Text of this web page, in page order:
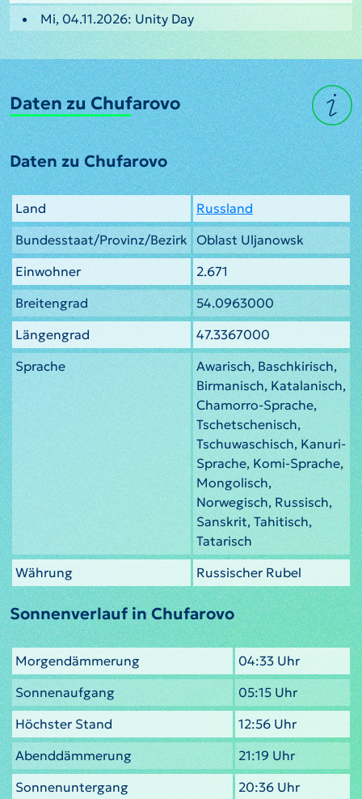
Mi, 04.11.2026: Unity Day
Daten zu Chufarovo
Daten zu Chufarovo
Land
Russland
Bundesstaat/Provinz/Bezirk Oblast Uljanowsk
Einwohner
2.671
Breitengrad
54.0963000
Längengrad
47.3367000
Sprache
Awarisch, Baschkirisch,
Birmanisch, Katalanisch,
Chamorro-Sprache,
Tschetschenisch,
Tschuwaschisch, Kanuri-
Sprache, Komi-Sprache,
Mongolisch,
Norwegisch, Russisch,
Sanskrit, Tahitisch,
Tatarisch
Währung
Russischer Rubel
Sonnenverlauf in Chufarovo
Morgendämmerung
04:33 Uhr
Sonnenaufgang
05:15 Uhr
Höchster Stand
12:56 Uhr
Abenddämmerung
21:19 Uhr
Sonnenuntergang
20:36 Uhr